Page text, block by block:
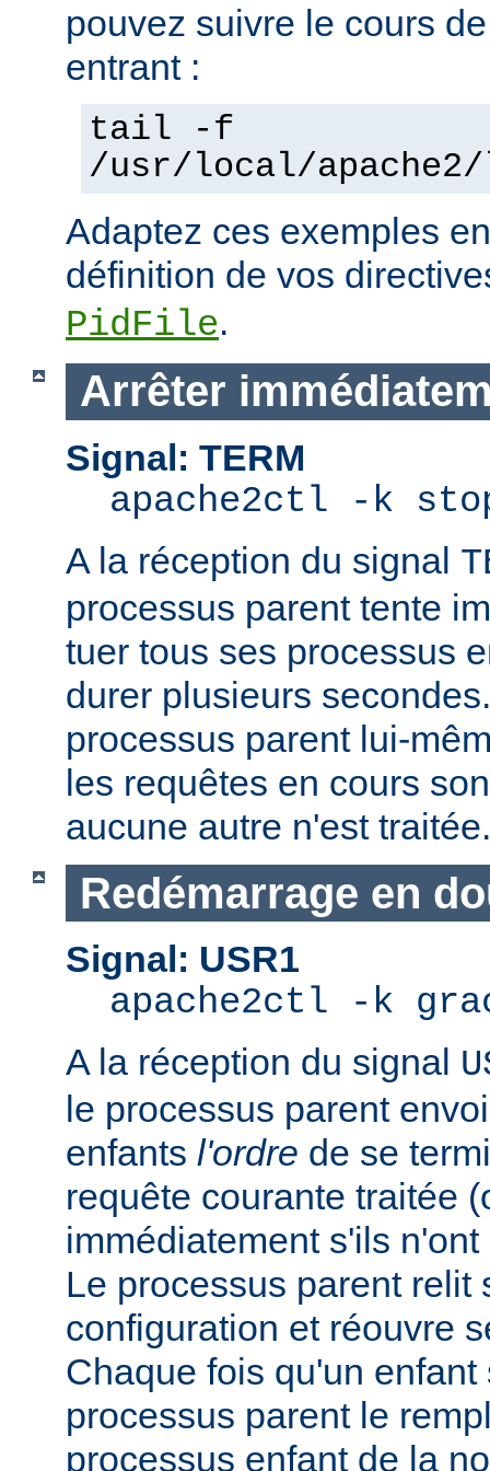
pouvez suivre le cours
entrant :
tail -f
/usr/local/
Adaptez ces exemples
définition de vos
PidFile.
Arrêter
Signal: TERM
apache2ctl -k
A la réception du signal
processus parent tente
tuer tous ses processus
durer plusieurs
processus parent lui-
les requêtes en cours
aucune autre n'est traitée.
Redémarrage en
Signal: USR1
apache2ctl -k
A la réception du signal
le processus parent
enfants l'ordre de se
requête courante traitée
immédiatement s'ils
Le processus parent relit
configuration et réouvre
Chaque fois qu'un enfant
processus parent le
processus enfant de la